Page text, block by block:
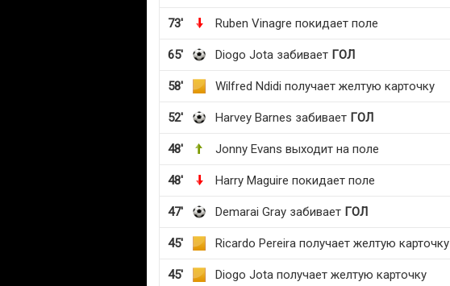
73' Ruben Vinagre покидает поле
65' Diogo Jota забивает ГОЛ
58' Wilfred Ndidi получает желтую карточку
52' Harvey Barnes забивает ГОЛ
48' Jonny Evans выходит на поле
48' Harry Maguire покидает поле
47' Demarai Gray забивает ГОЛ
45' Ricardo Pereira получает желтую карточку
45' Diogo Jota получает желтую карточку